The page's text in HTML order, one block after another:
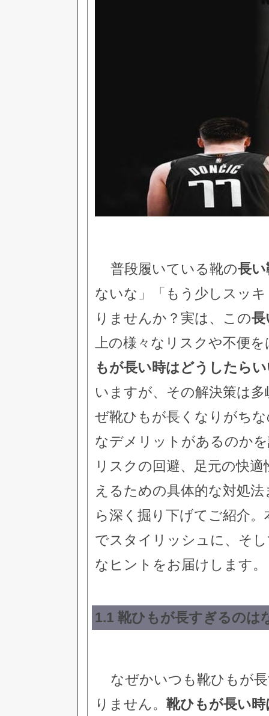
普段履いている靴の長
ないな」「もう少しスッ
りませんか？実は、この長
上の様々なリスクや不便
もが長い時はどうしたら
いますが、その解決策は
ぜ靴ひもが長くなりがち
なデメリットがあるのか
リスクの回避、足元の快
えるための具体的な対処
ら深く掘り下げてご紹介
でスタイリッシュに、そ
なヒントをお届けします。
1.1 靴ひもが長すぎるのは
なぜかいつも靴ひもが
りません。 靴ひもが長い